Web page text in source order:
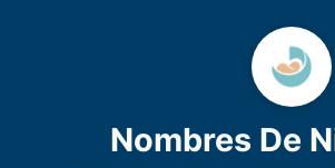
Nombres De